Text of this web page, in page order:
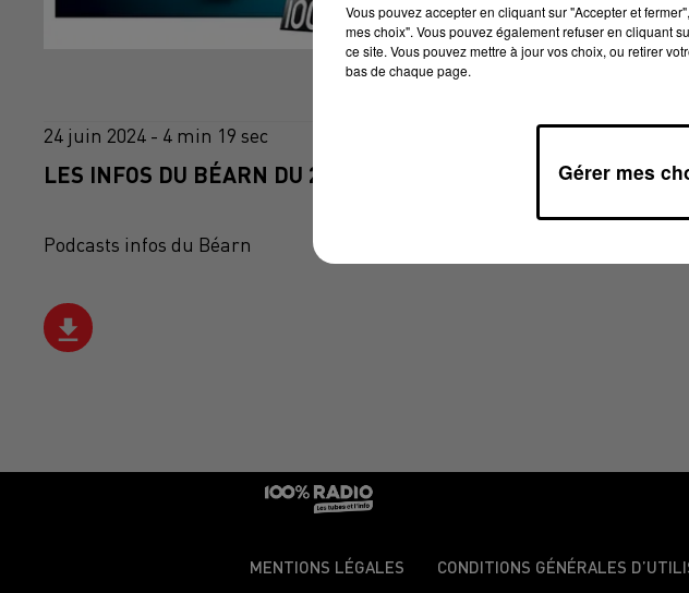
24 juin 2024 - 4 min 19 sec
LES INFOS DU BÉARN DU 24/06/2024 À 08H59
Podcasts infos du Béarn
MENTIONS LÉGALES CONDITIONS GÉNÉRALES
Vous pouvez accepter en cliquant sur "Accepter et
mes choix". Vous pouvez également refuser en cliquant
ce site. Vous pouvez mettre à jour vos choix, ou retirer
bas de chaque page.
Gérer mes